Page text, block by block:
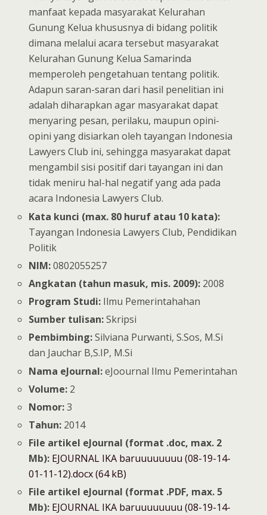
manfaat kepada masyarakat Kelurahan
Gunung Kelua khususnya di bidang politik
dimana melalui acara tersebut masyarakat
Kelurahan Gunung Kelua Samarinda
memperoleh pengetahuan tentang politik.
Adapun saran-saran dari hasil penelitian ini
adalah diharapkan agar masyarakat dapat
menyaring pesan, perilaku, maupun opini-
opini yang disiarkan oleh tayangan Indonesia
Lawyers Club ini, sehingga masyarakat dapat
mengambil sisi positif dari tayangan ini dan
tidak meniru hal-hal negatif yang ada pada
acara Indonesia Lawyers Club.
Kata kunci (max. 80 huruf atau 10 kata):
Tayangan Indonesia Lawyers Club, Pendidikan
Politik
NIM:0802055257
Angkatan (tahun masuk, mis. 2009): 2008
Program Studi: Ilmu Pemerintahahan
Sumber tulisan:Skripsi
Pembimbing:Silviana Purwanti, S.Sos, M.Si
dan Jauchar B,S.IP, M.Si
Nama eJournal:eJoournal Ilmu Pemerintahan
Volume: 2
Nomor:3
Tahun: 2014
File artikel eJournal (format .doc, max. 2
Mb): EJOURNAL IKA baruuuuuuuu (08-19-14-
01-11-12).docx (64 kB)
File artikel eJournal (format .PDF, max. 5
Mb): EJOURNAL IKA baruuuuuuuu (08-19-14-